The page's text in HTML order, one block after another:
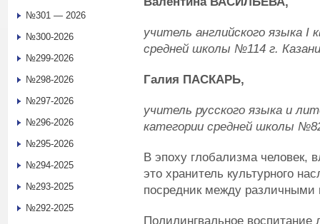
учитель английского языка I
средней школы №114 г. Казани
Галия ПАСКАРЬ,
учитель русского языка и
категории средней школы
В эпоху глобализма человек,
это хранитель культурного
посредник между различными
Полилингвальное воспитание
№301 — 2026
№300-2026
№299-2026
№298-2026
№297-2026
№296-2026
№295-2026
№294-2025
№293-2025
№292-2025